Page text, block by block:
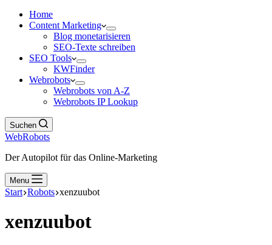
Home
Content Marketing
Blog monetarisieren
SEO-Texte schreiben
SEO Tools
KWFinder
Webrobots
Webrobots von A-Z
Webrobots IP Lookup
Suchen
WebRobots
Der Autopilot für das Online-Marketing
Menu
Start Robots xenzuubot
xenzuubot